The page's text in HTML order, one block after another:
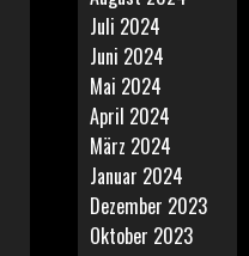
Juli 2024
Juni 2024
Mai 2024
April 2024
März 2024
Januar 2024
Dezember 2023
Oktober 2023